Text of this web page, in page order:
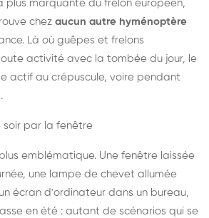
plus marquante du frelon européen,
chez aucun autre hyménoptère
Là où guêpes et frelons
activité avec la tombée du jour, le
actif au crépuscule, voire pendant
soir par la fenêtre
emblématique. Une fenêtre laissée
une lampe de chevet allumée
écran d'ordinateur dans un bureau,
en été : autant de scénarios qui se